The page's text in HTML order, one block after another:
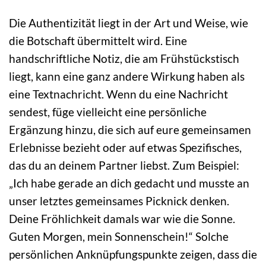
Die Authentizität liegt in der Art und Weise, wie
die Botschaft übermittelt wird. Eine
handschriftliche Notiz, die am Frühstückstisch
liegt, kann eine ganz andere Wirkung haben als
eine Textnachricht. Wenn du eine Nachricht
sendest, füge vielleicht eine persönliche
Ergänzung hinzu, die sich auf eure gemeinsamen
Erlebnisse bezieht oder auf etwas Spezifisches,
das du an deinem Partner liebst. Zum Beispiel:
„Ich habe gerade an dich gedacht und musste an
unser letztes gemeinsames Picknick denken.
Deine Fröhlichkeit damals war wie die Sonne.
Guten Morgen, mein Sonnenschein!“ Solche
persönlichen Anknüpfungspunkte zeigen, dass die